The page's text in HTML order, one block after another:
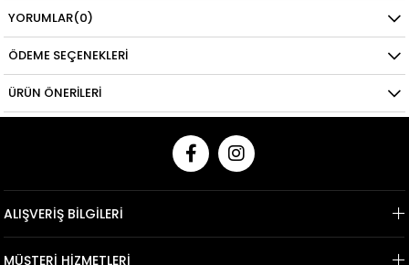
YORUMLAR(0)
ÖDEME SEÇENEKLERI
ÜRÜN ÖNERILERI
ALIŞVERİŞ BİLGİLERİ
MÜŞTERİ HİZMETLERİ